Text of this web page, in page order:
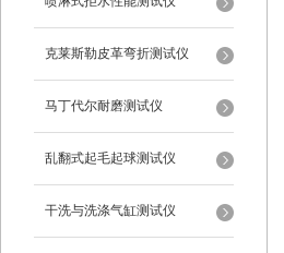
克莱斯勒皮革弯折测试仪
马丁代尔耐磨测试仪
乱翻式起毛起球测试仪
干洗与洗涤气缸测试仪